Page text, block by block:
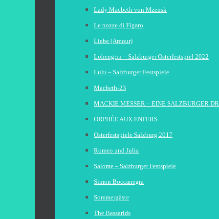
Lady Macbeth von Mzensk
Le nozze di Figaro
Liebe (Amour)
Lohengrin – Salzburger Osterfestspiel 2022
Lulu – Salzburger Festspiele
Macbeth-23
MACKIE MESSER – EINE SALZBURGER
ORPHÉE AUX ENFERS
Osterfestspiele Salzburg 2017
Romeo und Julia
Salome – Salzburger Festspiele
Simon Boccanegra
Sommergäste
The Bassarids